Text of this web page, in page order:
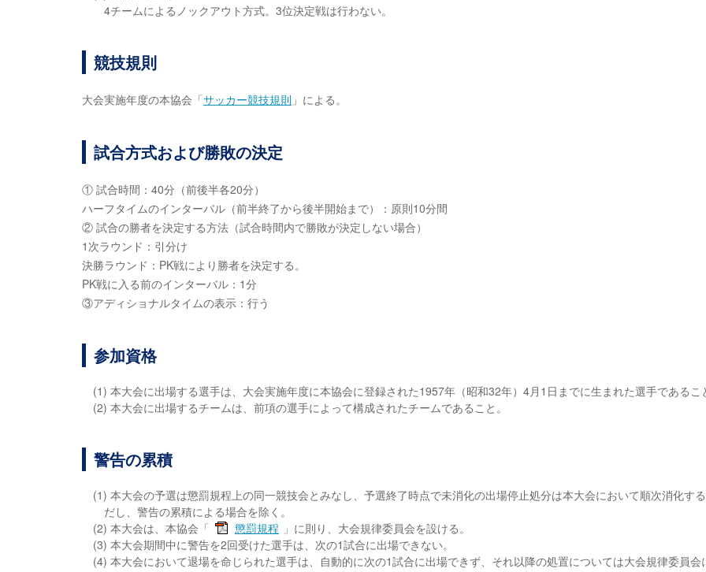
4チームによるノックアウト方式。3位決定戦は行わない。
競技規則
大会実施年度の本協会「サッカー競技規則 」による。
試合方式および勝敗の決定
① 試合時間：40分（前後半各20分）
ハーフタイムのインターバル（前半終了から後半開始まで）：原則10分間
② 試合の勝者を決定する方法（試合時間内で勝敗が決定しない場合）
1次ラウンド：引分け
決勝ラウンド：PK戦により勝者を決定する。
PK戦に入る前のインターバル：1分
③アディショナルタイムの表示：行う
参加資格
(1) 本大会に出場する選手は、大会実施年度に本協会に登録された1957年（昭和32年）4月1日までに生まれた選手であるこ
(2) 本大会に出場するチームは、前項の選手によって構成されたチームであること。
警告の累積
(1) 本大会の予選は懲罰規程上の同一競技会とみなし、予選終了時点で未消化の出場停止処分は本大会において順次消化す
だし、警告の累積による場合を除く。
(2) 本大会は、本協会「
懲罰規程 」に則り、大会規律委員会を設ける。
(3) 本大会期間中に警告を2回受けた選手は、次の1試合に出場できない。
(4) 本大会において退場を命じられた選手は、自動的に次の1試合に出場できず、それ以降の処置については大会規律委員会